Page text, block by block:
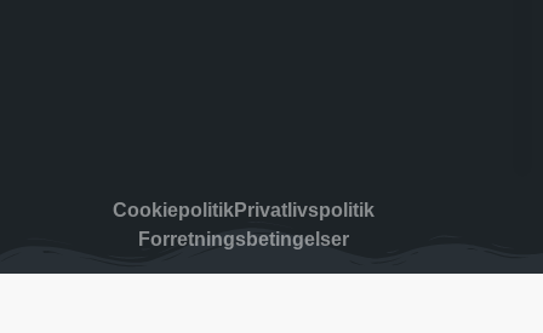
CookiepolitikPrivatlivspolitik
Forretningsbetingelser